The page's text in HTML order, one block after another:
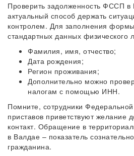
Проверить задолженность ФССП в
актуальный способ держать
контролем. Для заполнения
стандартных данных физического
Фамилия, имя, отчество;
Дата рождения;
Регион проживания;
Дополнительно можно
налогам с помощью ИНН.
Помните, сотрудники
приставов приветствуют желание
контакт. Обращение в
в Валдае – показатель
гражданина.